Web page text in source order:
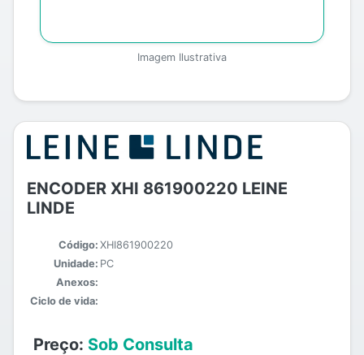
Imagem Ilustrativa
ENCODER XHI 861900220 LEINE
LINDE
Código: XHI861900220
Unidade: PC
Anexos:
Ciclo de vida:
Preço: Sob Consulta